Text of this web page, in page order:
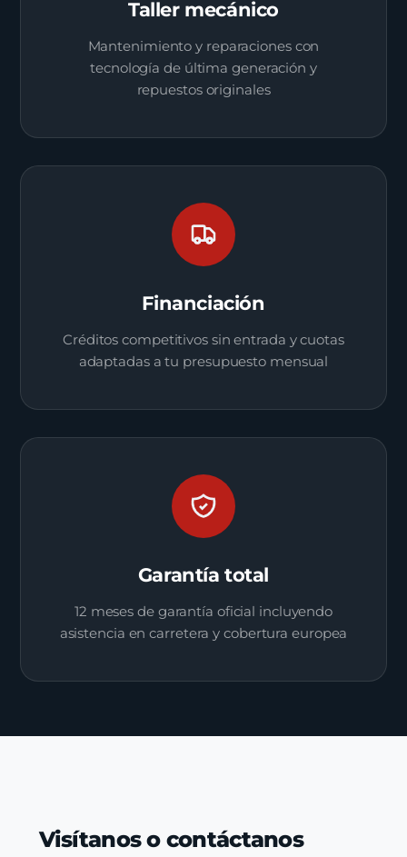
Taller mecánico
Mantenimiento y reparaciones con
tecnología de última generación y
repuestos originales
Financiación
Créditos competitivos sin entrada y cuotas
adaptadas a tu presupuesto mensual
Garantía total
12 meses de garantía oficial incluyendo
asistencia en carretera y cobertura europea
Visítanos o contáctanos